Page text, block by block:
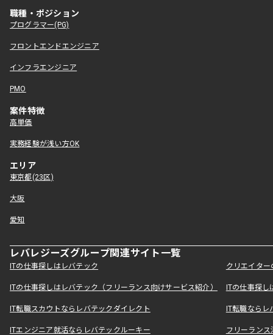
職種・ポジション
プログラマー(PG)
フロントエンドエンジニア
インフラエンジニア
PMO
案件特徴
高単価
実務経験が浅い方OK
エリア
東京都(23区)
大阪
愛知
レバレジーズグループ関連サイト一覧
ITの仕事探しはレバテック クリエイタ
ITの仕事探しはレバテック（フリーランス向けサービス紹介） ITの仕事探
IT転職スカウトならレバテックダイレクト IT転職なら
ITエンジニア就活ならレバテックルーキー フリーラン